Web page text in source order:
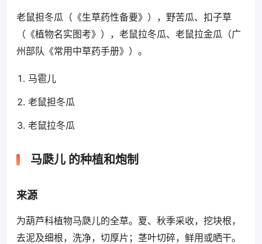
老鼠担冬瓜（《生草药性备要》），野苦瓜、扣子草
（《植物名实图考》），老鼠拉冬瓜、老鼠拉金瓜（广
州部队《常用中草药手册》）。
马雹儿
老鼠担冬瓜
老鼠拉冬瓜
马瓞儿 的种植和炮制
来源
为葫芦科植物马瓞儿的全草。夏、秋季采收，挖块根，
去泥及细根，洗净，切厚片；茎叶切碎，鲜用或晒干。